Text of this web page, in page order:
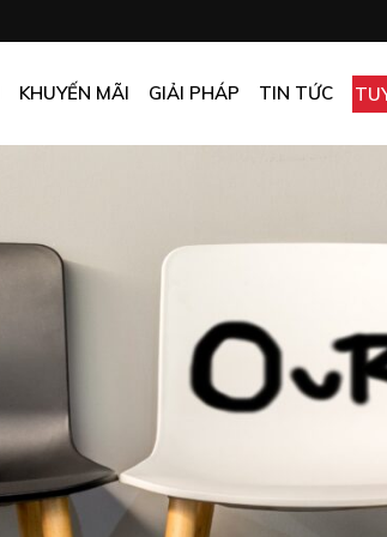
KHUYẾN MÃI
MUA ONLINE GIÁ TỐT
GIÁ TỐT CHO DOANH NGHIỆP
GIẢI PHÁP
VĂN PHÒNG
NHÀ MÁY
TẠP HÓA
TIN TỨC
CHƯƠNG TRÌNH KHUYẾN MÃI
ẤN PHẨM KHUYẾN MÃI
KHÁCH SẠN
NHÀ HÀNG
TẠP HÓA